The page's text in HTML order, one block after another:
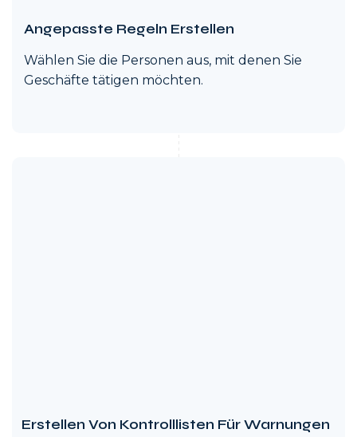
Angepasste Regeln Erstellen
Wählen Sie die Personen aus, mit denen Sie
Geschäfte tätigen möchten.
Erstellen Von Kontrolllisten Für Warnungen